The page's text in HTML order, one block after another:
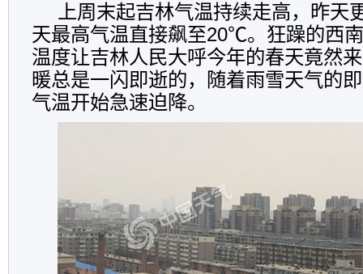
上周末起吉林气温持续走高，昨天
天最高气温直接飙至20℃。狂躁的西
温度让吉林人民大呼今年的春天竟然
暖总是一闪即逝的，随着雨雪天气的
气温开始急速迫降。